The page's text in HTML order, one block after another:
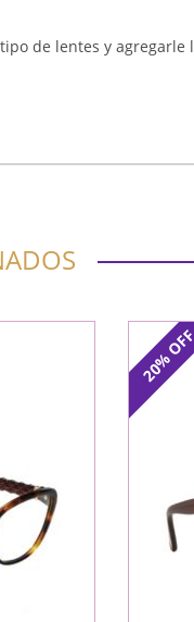
de lentes y agregarle
20%